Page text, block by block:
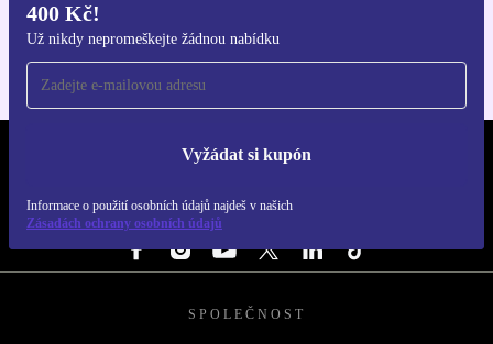
400 Kč!
Už nikdy nepromeškejte žádnou nabídku
Vyžádat si kupón
Informace o použití osobních údajů najdeš v našich
Zásadách ochrany osobních údajů
REFURBED ČESKO - RETHINK NEW.
SLEDUJ NÁS
SPOLEČNOST